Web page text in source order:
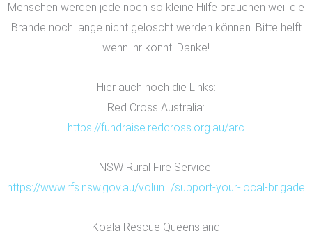
Menschen werden jede noch so kleine Hilfe brauchen weil die
Brände noch lange nicht gelöscht werden können. Bitte helft
wenn ihr könnt! Danke!
Hier auch noch die Links:
Red Cross Australia:
https://fundraise.redcross.org.au/arc
NSW Rural Fire Service:
https://www.rfs.nsw.gov.au/volun…/support-your-local-brigade
Koala Rescue Queensland